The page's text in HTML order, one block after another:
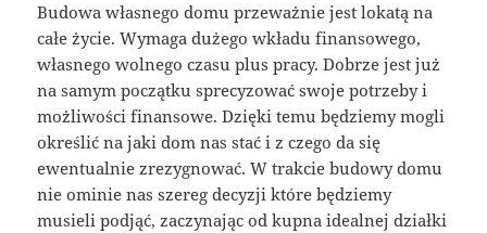
Budowa własnego domu przeważnie jest lokatą na
całe życie. Wymaga dużego wkładu finansowego,
własnego wolnego czasu plus pracy. Dobrze jest już
na samym początku sprecyzować swoje potrzeby i
możliwości finansowe. Dzięki temu będziemy mogli
określić na jaki dom nas stać i z czego da się
ewentualnie zrezygnować. W trakcie budowy domu
nie ominie nas szereg decyzji które będziemy
musieli podjąć, zaczynając od kupna idealnej działki